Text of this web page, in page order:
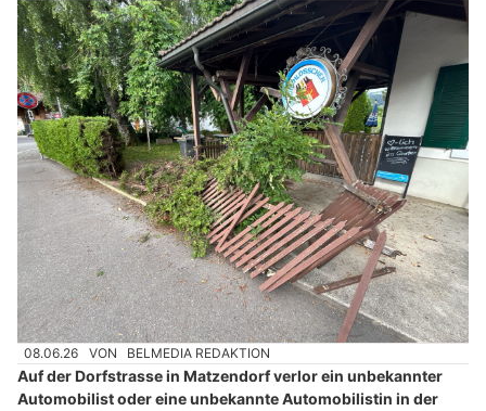
08.06.26 VON BELMEDIA REDAKTION
Auf der Dorfstrasse in Matzendorf verlor ein unbekannter
Automobilist oder eine unbekannte Automobilistin in der